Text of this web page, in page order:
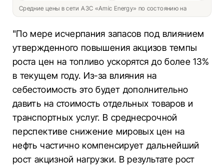
Средние цены в сети АЗС «Amic Energy» по состоянию на
"По мере исчерпания запасов под влиянием
утвержденного повышения акцизов темпы
роста цен на топливо ускорятся до более 13%
в текущем году. Из-за влияния на
себестоимость это будет дополнительно
давить на стоимость отдельных товаров и
транспортных услуг. В среднесрочной
перспективе снижение мировых цен на
нефть частично компенсирует дальнейший
рост акцизной нагрузки. В результате рост